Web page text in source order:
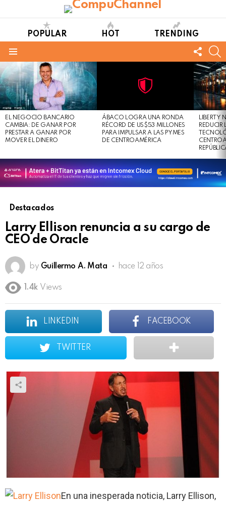
POPULAR HOT TRENDING
US
LATEST
STORIES
EL NEGOCIO BANCARIO
CAMBIA: DE GANAR POR
PRESTAR A GANAR POR
MOVER EL DINERO
Safe
For
Work
view
this
post
ÁBACO LOGRA UNA RONDA
RÉCORD DE US$53 MILLONES
PARA IMPULSAR A LAS PYMES
DE CENTROAMÉRICA
LIBERTY
REDUCIR
Destacados
Larry Ellison renuncia a su cargo de
CEO de Oracle
by Guillermo A. Mata hace 12 años
1.4k Views
LINKEDIN FACEBOOK
TWITTER
En una inesperada noticia, Larry Ellison,